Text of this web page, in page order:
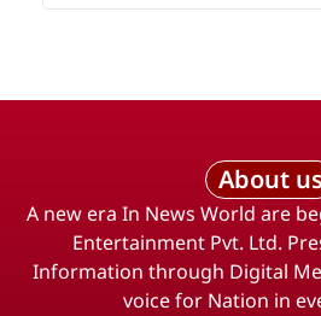
About us
A new era In News World are
Entertainment Pvt. Ltd.
Information through Digital
voice for Nation in